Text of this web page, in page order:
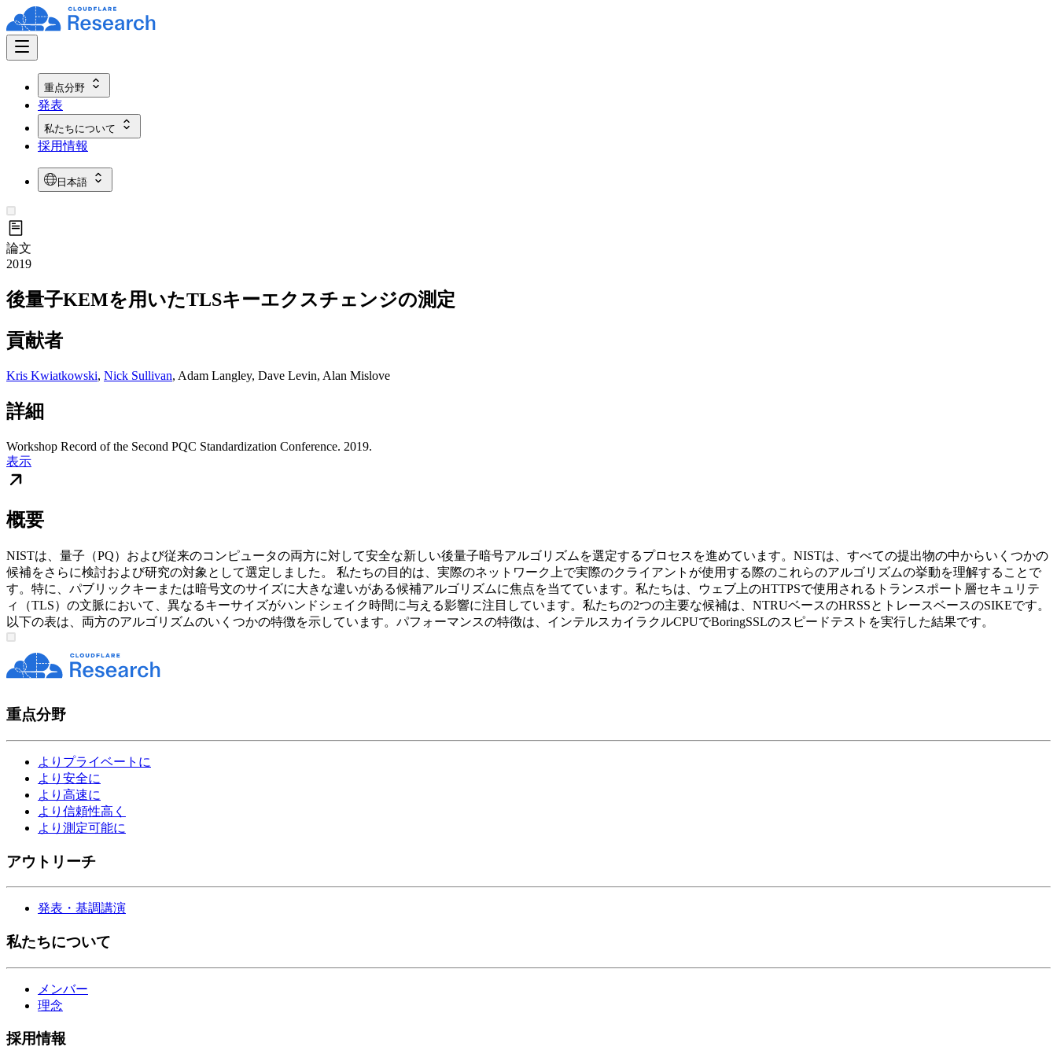
重点分野
発表
私たちについて
採用情報
日本語
論文
2019
後量子KEMを用いたTLSキーエクスチェンジの測定
貢献者
Kris Kwiatkowski, Nick Sullivan, Adam Langley, Dave Levin, Alan Mislove
詳細
Workshop Record of the Second PQC Standardization Conference. 2019.
表示
概要
NISTは、量子（PQ）および従来のコンピュータの両方に対して安全な新しい後量子暗号アルゴリズムを選定するプロセスを進めています。NISTは、すべての提出物の中からいくつかの
候補をさらに検討および研究の対象として選定しました。 私たちの目的は、実際のネットワーク上で実際のクライアントが使用する際のこれらのアルゴリズムの挙動を理解することで
す。特に、パブリックキーまたは暗号文のサイズに大きな違いがある候補アルゴリズムに焦点を当てています。私たちは、ウェブ上のHTTPSで使用されるトランスポート層セキュリテ
ィ（TLS）の文脈において、異なるキーサイズがハンドシェイク時間に与える影響に注目しています。私たちの2つの主要な候補は、NTRUベースのHRSSとトレースベースのSIKEです。
以下の表は、両方のアルゴリズムのいくつかの特徴を示しています。パフォーマンスの特徴は、インテルスカイラクルCPUでBoringSSLのスピードテストを実行した結果です。
重点分野
よりプライベートに
より安全に
より高速に
より信頼性高く
より測定可能に
アウトリーチ
発表・基調講演
私たちについて
メンバー
理念
採用情報